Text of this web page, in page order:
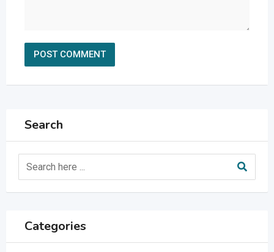
Search
Categories